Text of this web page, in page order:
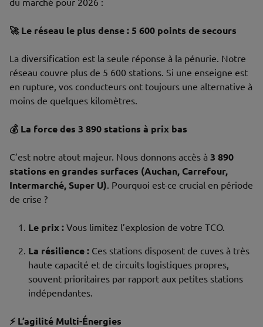
🚀 Le réseau le plus dense : 5 600 points de secours
La diversification est la seule réponse à la pénurie. Notre
réseau couvre plus de 5 600 stations. Si une enseigne est
en rupture, vos conducteurs ont toujours une alternative à
moins de quelques kilomètres.
💰 La force des 3 890 stations à prix bas
C’est notre atout majeur. Nous donnons accès à 3 890
stations en grandes surfaces (Auchan, Carrefour,
Intermarché, Super U) . Pourquoi est-ce crucial en période
de crise ?
Le prix : Vous limitez l’explosion de votre TCO.
La résilience : Ces stations disposent de cuves à très
haute capacité et de circuits logistiques propres,
souvent prioritaires par rapport aux petites stations
indépendantes.
⚡ L’agilité Multi-Énergies